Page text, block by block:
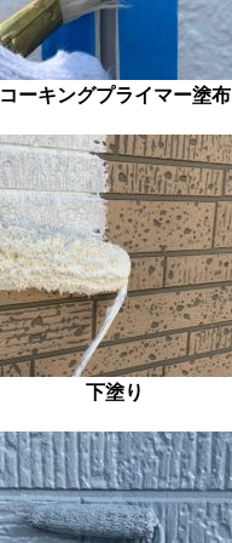
コーキングプライマー塗布
下塗り